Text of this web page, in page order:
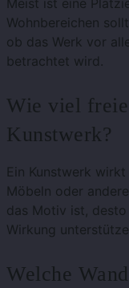
Wohnbereichen
ob das Werk vor
betrachtet wird.
Wie viel
Kunstwerk?
Ein Kunstwerk
Möbeln oder
das Motiv ist, desto
Wirkung
Welche